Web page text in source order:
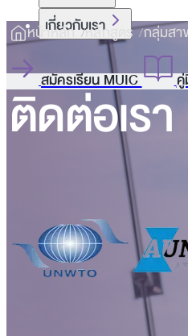
เกี่ยวกับเรา
สมัครเรียน MUIC
หน้าหลัก หลักสูตร กลุ่มสา
ติดต่อเรา